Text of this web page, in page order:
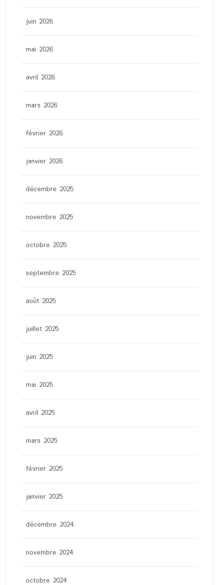
juin 2026
mai 2026
avril 2026
mars 2026
février 2026
janvier 2026
décembre 2025
novembre 2025
octobre 2025
septembre 2025
août 2025
juillet 2025
juin 2025
mai 2025
avril 2025
mars 2025
février 2025
janvier 2025
décembre 2024
novembre 2024
octobre 2024